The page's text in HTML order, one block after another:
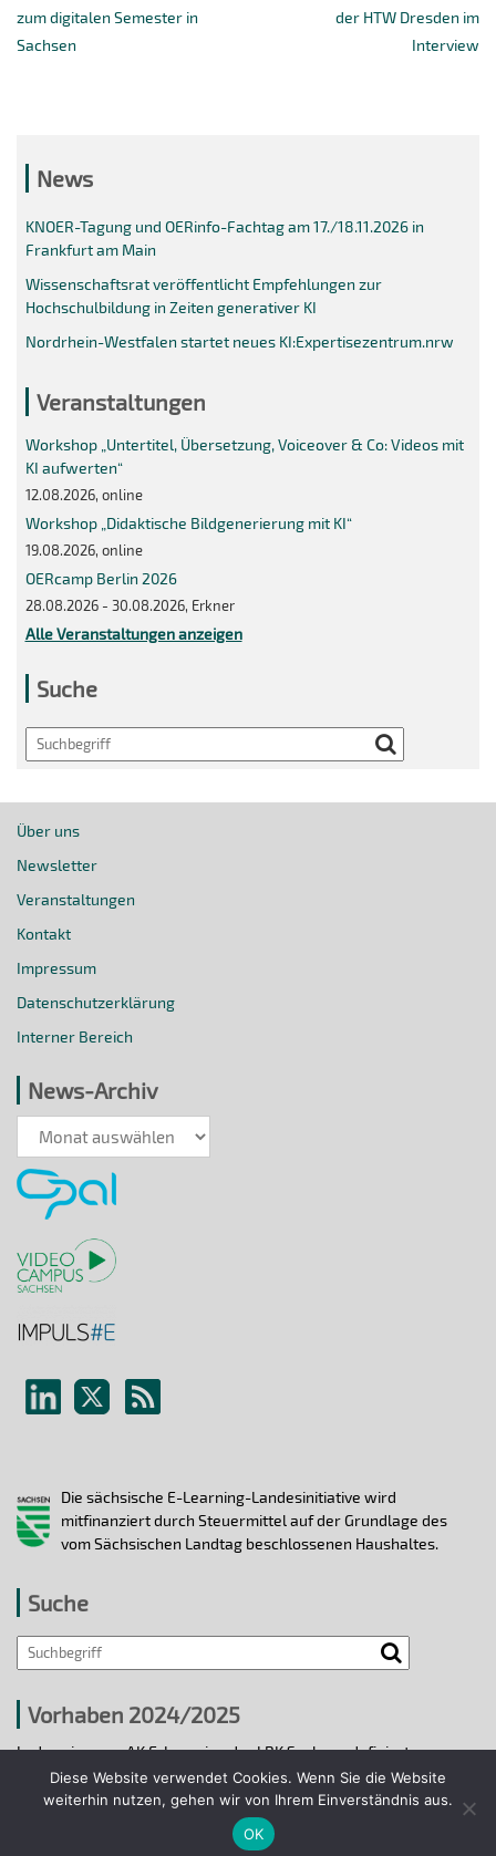
zum digitalen Semester in
Sachsen
der HTW Dresden im
Interview
News
KNOER-Tagung und OERinfo-Fachtag am 17./18.11.2026 in
Frankfurt am Main
Wissenschaftsrat veröffentlicht Empfehlungen zur
Hochschulbildung in Zeiten generativer KI
Nordrhein-Westfalen startet neues KI:Expertisezentrum.nrw
Veranstaltungen
Workshop „Untertitel, Übersetzung, Voiceover & Co: Videos mit
KI aufwerten“
12.08.2026, online
Workshop „Didaktische Bildgenerierung mit KI“
19.08.2026, online
OERcamp Berlin 2026
28.08.2026 - 30.08.2026, Erkner
Alle Veranstaltungen anzeigen
Suche
Search
Über uns
Newsletter
Veranstaltungen
Kontakt
Impressum
Datenschutzerklärung
Interner Bereich
News-Archiv
News-
Archiv
Die sächsische E-Learning-Landesinitiative wird
mitfinanziert durch Steuermittel auf der Grundlage des
vom Sächsischen Landtag beschlossenen Haushaltes.
Suche
Vorhaben 2024/2025
In den vier vom AK E-Learning der LRK Sachsen definierten
strategischen Handlungsfeldern 2024/25 wurden bis 31.12.2025
ausgewählte E-Learning-Hochschulvorhaben durchgeführt.
Diese Website verwendet Cookies. Wenn Sie die Website
weiterhin nutzen, gehen wir von Ihrem Einverständnis aus.
OK